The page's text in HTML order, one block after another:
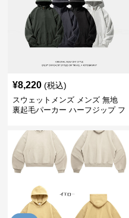
¥8,220 (税込)
スウェットメンズ メンズ 無地
裏起毛パーカー ハーフジップ フ